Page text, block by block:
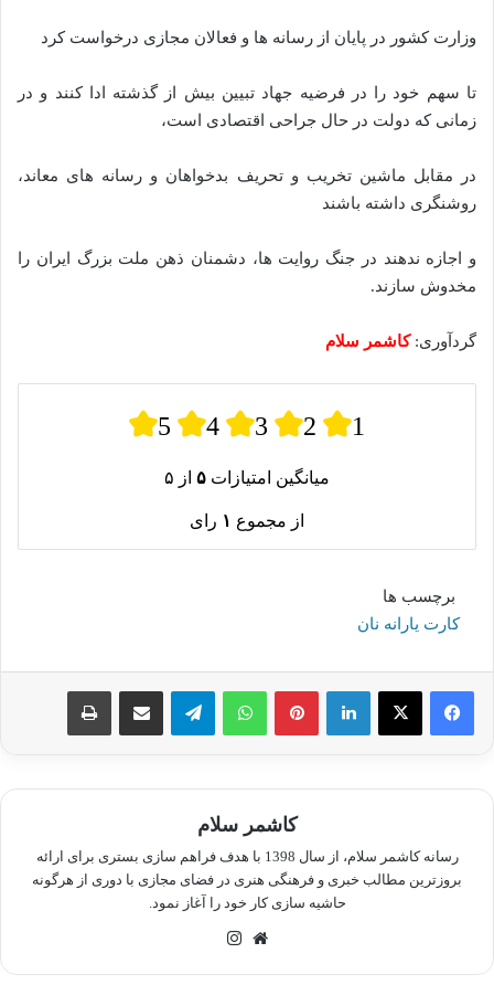
وزارت کشور در پایان از رسانه ها و فعالان مجازی درخواست کرد
تا سهم خود را در فرضیه جهاد تبیین بیش از گذشته ادا کنند و در
زمانی که دولت در حال جراحی اقتصادی است،
در مقابل ماشین تخریب و تحریف بدخواهان و رسانه های معاند،
روشنگری داشته باشند
و اجازه ندهند در جنگ روایت ها، دشمنان ذهن ملت بزرگ ایران را
مخدوش سازند.
گردآوری:کاشمر سلام
5 4 3 2 1
میانگین امتیازات ۵ از ۵
از مجموع ۱ رای
برچسب ها
کارت یارانه نان
لینکدین پینترستواتس آپ تلگرام اشتراک گذاری از طریق ایمیل چاپ
کاشمر سلام
رسانه کاشمر سلام، از سال 1398 با هدف فراهم سازی بستری برای ارائه
بروزترین مطالب خبری و فرهنگی هنری در فضای مجازی با دوری از هرگونه
حاشیه سازی کار خود را آغاز نمود.
وبسایت